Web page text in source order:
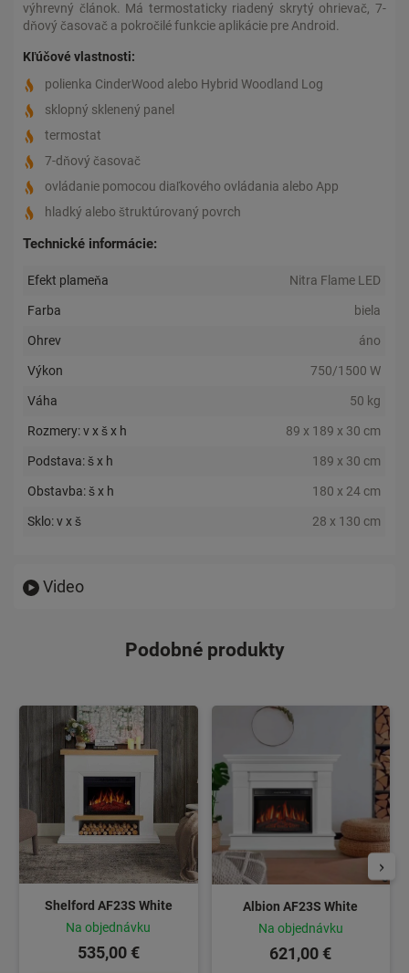
výhrevný článok. Má termostaticky riadený skrytý ohrievač, 7-
dňový časovač a pokročilé funkcie aplikácie pre Android.
Kľúčové vlastnosti:
polienka CinderWood alebo Hybrid Woodland Log
sklopný sklenený panel
termostat
7-dňový časovač
ovládanie pomocou diaľkového ovládania alebo App
hladký alebo štruktúrovaný povrch
Technické informácie:
Efekt plameňa Nitra Flame LED
Farba biela
Ohrev áno
Výkon 750/1500 W
Váha 50 kg
Rozmery: v x š x h 89 x 189 x 30 cm
Podstava: š x h 189 x 30 cm
Obstavba: š x h 180 x 24 cm
Sklo: v x š 28 x 130 cm
Video
Podobné produkty
Shelford AF23S White
Na objednávku
535,00 €
Albion AF23S White
Na objednávku
621,00 €